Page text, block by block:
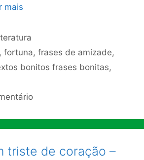
mais
,fortuna,frases de amizade,
bonitos frases bonitas,
triste de coração –